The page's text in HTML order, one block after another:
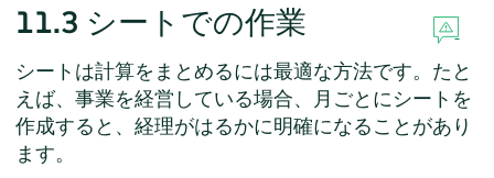
11.3 シートでの作業
シートは計算をまとめるには最適な方法です。たと
えば、事業を経営している場合、月ごとにシートを
作成すると、経理がはるかに明確になることがあり
ます。